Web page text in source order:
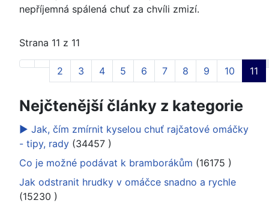
nepříjemná spálená chuť za chvíli zmizí.
Strana 11 z 11
2 3 4 5 6 7 8 9 10 11
Nejčtenější články z kategorie
► Jak, čím zmírnit kyselou chuť rajčatové omáčky
- tipy, rady (34457 )
Co je možné podávat k bramborákům (16175 )
Jak odstranit hrudky v omáčce snadno a rychle
(15230 )